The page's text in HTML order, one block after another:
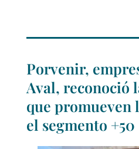
Porvenir,
Aval, reconoció
que promueven
el segmento +50